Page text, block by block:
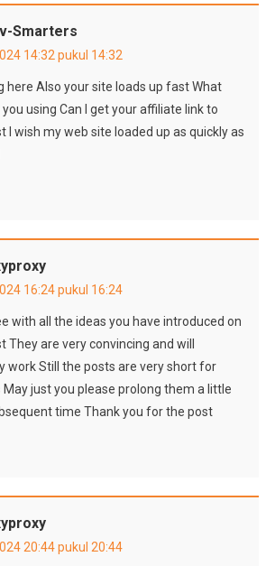
Smarters
14:32 pukul 14:32
here Also your site loads up fast What
you using Can I get your affiliate link to
I wish my web site loaded up as quickly as
16:24 pukul 16:24
with all the ideas you have introduced on
They are very convincing and will
work Still the posts are very short for
May just you please prolong them a little
time Thank you for the post
20:44 pukul 20:44